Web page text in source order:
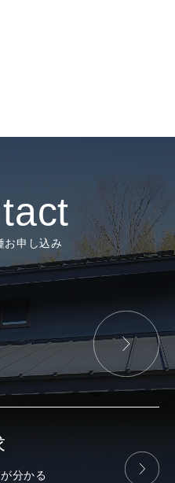
お申し込み
分かる